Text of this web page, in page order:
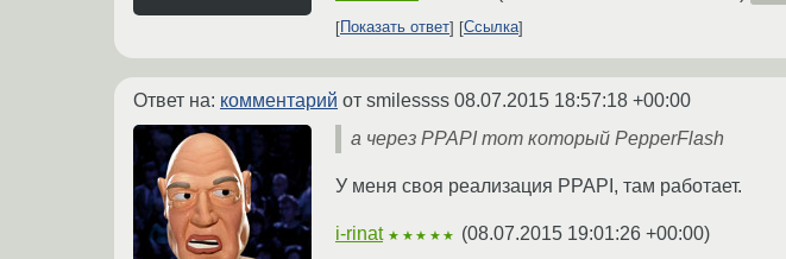
Показать ответ
Ссылка
Ответ на: комментарий от smilessss 08.07.2015 18:57:18 +00:00
а через PPAPI тот который PepperFlash
У меня своя реализация PPAPI, там работает.
i-rinat ★★★★★ (08.07.2015 19:01:26 +00:00)